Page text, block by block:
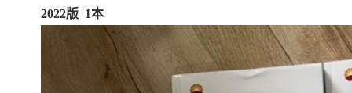
2022版 1本
广东省水利水电概预算定
四川省清单计价定额 北京市建设工程消耗量定